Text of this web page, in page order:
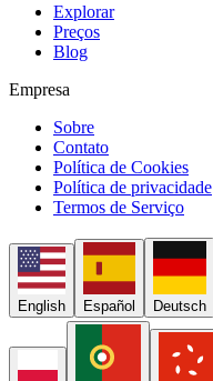
Explorar
Preços
Blog
Empresa
Sobre
Contato
Política de Cookies
Política de privacidade
Termos de Serviço
English Español Deutsch